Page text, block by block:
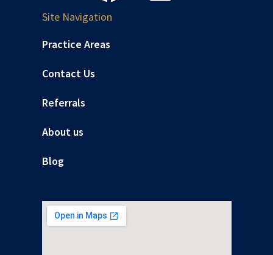
Site Navigation
Practice Areas
Contact Us
Referrals
About us
Blog